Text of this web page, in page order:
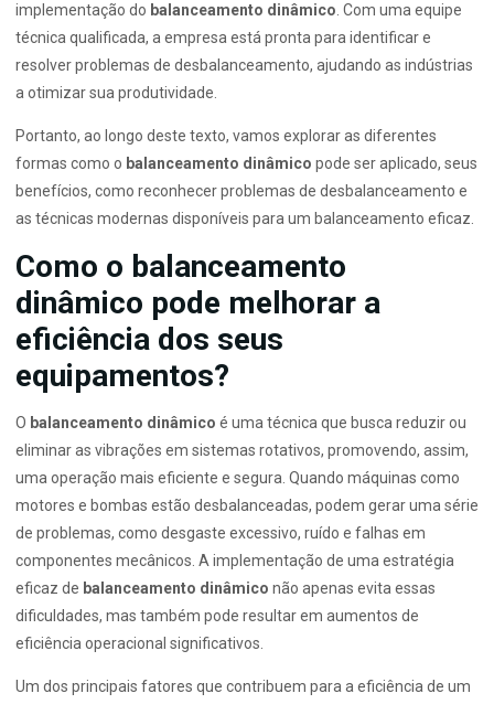
implementação do balanceamento dinâmico . Com uma equipe
técnica qualificada, a empresa está pronta para identificar e
resolver problemas de desbalanceamento, ajudando as indústrias
a otimizar sua produtividade.
Portanto, ao longo deste texto, vamos explorar as diferentes
formas como o balanceamento dinâmico pode ser aplicado, seus
benefícios, como reconhecer problemas de desbalanceamento e
as técnicas modernas disponíveis para um balanceamento eficaz.
Como o balanceamento
dinâmico pode melhorar a
eficiência dos seus
equipamentos?
O balanceamento dinâmico é uma técnica que busca reduzir ou
eliminar as vibrações em sistemas rotativos, promovendo, assim,
uma operação mais eficiente e segura. Quando máquinas como
motores e bombas estão desbalanceadas, podem gerar uma série
de problemas, como desgaste excessivo, ruído e falhas em
componentes mecânicos. A implementação de uma estratégia
eficaz de balanceamento dinâmico não apenas evita essas
dificuldades, mas também pode resultar em aumentos de
eficiência operacional significativos.
Um dos principais fatores que contribuem para a eficiência de um